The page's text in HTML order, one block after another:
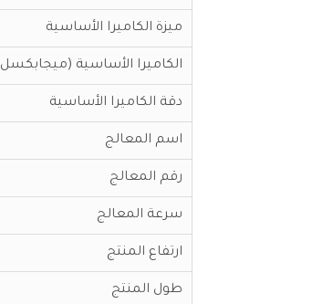
ميزة الكاميرا الأساسية
الكاميرا الأساسية (ميجابكسل
دقة الكاميرا الأساسية
اسم المعالج
رقم المعالج
سرعة المعالج
ارتفاع المنتج
طول المنتج